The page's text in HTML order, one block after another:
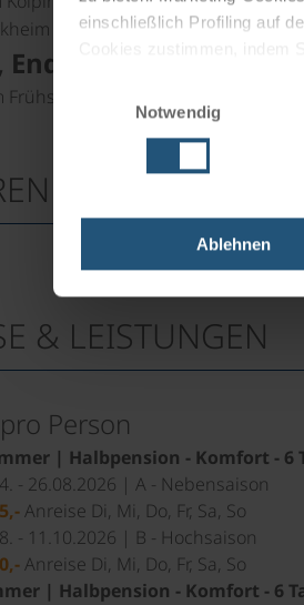
einschließlich Profiling auf
Impressum Datenschutz
Notwendig
Ablehnen
zurück. Radabgabe (falls
Ende der Radreise
& LEISTUNGEN
Person
| Halbpension - Komfort - 6
- 26.08.2026 | A - Nebensaison
Anreise Di, Mi, Do, Fr, Sa, So
- 11.10.2026 | B - Hochsaison
Anreise Di, Mi, Do, Fr, Sa, So
| Halbpension - Komfort - 6